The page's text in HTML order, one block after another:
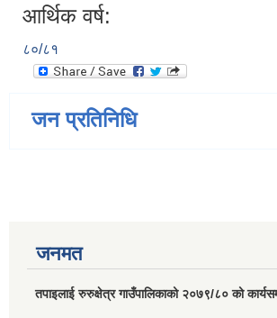
आर्थिक वर्ष:
८०/८१
जन प्रतिनिधि
जनमत
तपाइलाई रुरुक्षेत्र गाउँपालिकाको २०७९/८० को